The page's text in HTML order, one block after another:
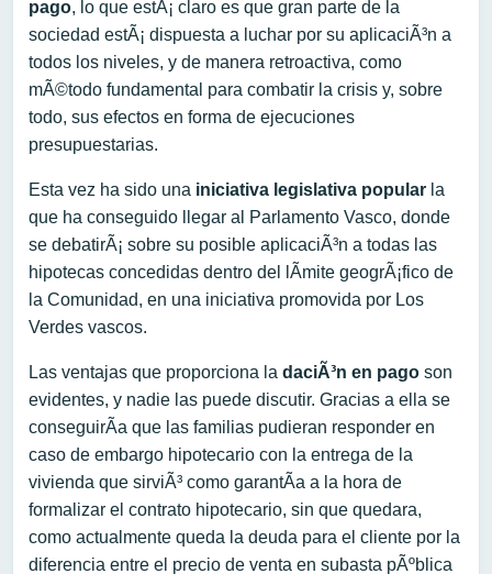
pago, lo que estÃ¡ claro es que gran parte de la
sociedad estÃ¡ dispuesta a luchar por su aplicaciÃ³n a
todos los niveles, y de manera retroactiva, como
mÃ©todo fundamental para combatir la crisis y, sobre
todo, sus efectos en forma de ejecuciones
presupuestarias.
Esta vez ha sido una iniciativa legislativa popular la
que ha conseguido llegar al Parlamento Vasco, donde
se debatirÃ¡ sobre su posible aplicaciÃ³n a todas las
hipotecas concedidas dentro del lÃ­mite geogrÃ¡fico de
la Comunidad, en una iniciativa promovida por Los
Verdes vascos.
Las ventajas que proporciona la daciÃ³n en pago son
evidentes, y nadie las puede discutir. Gracias a ella se
conseguirÃ­a que las familias pudieran responder en
caso de embargo hipotecario con la entrega de la
vivienda que sirviÃ³ como garantÃ­a a la hora de
formalizar el contrato hipotecario, sin que quedara,
como actualmente queda la deuda para el cliente por la
diferencia entre el precio de venta en subasta pÃºblica